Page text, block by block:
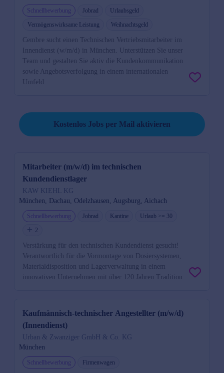
Schnellbewerbung Jobrad
Urlaubsgeld
Vermögenswirksame Leistung
Weihnachtsgeld
Cembre sucht einen Technischen Vertriebsmitarbeiter im
Innendienst (w/m/d) in München. Unterstützen Sie unser
Team und gestalten Sie aktiv die Kundenkommunikation
sowie Angebotsverfolgung in einem internationalen
Umfeld.
Kostenlos Jobs per Mail aktivieren
Mitarbeiter (m/w/d) im technischen
Kundendienstlager
KAW KIEHL KG
München, Dachau, Odelzhausen, Augsburg, Aichach
Schnellbewerbung Jobrad Kantine
Urlaub >= 30
2
Verstärkung für den technischen Kundendienst gesucht!
Verantwortlich für die Vormontage von Dosiersystemen,
Materialdisposition und Lagerverwaltung in einem
innovativen Unternehmen mit über 120 Jahren Tradition.
Kaufmännisch-technischer Angestellter (m/w/d)
(Innendienst)
Urban & Zwanziger GmbH & Co. KG
München
Schnellbewerbung Firmenwagen